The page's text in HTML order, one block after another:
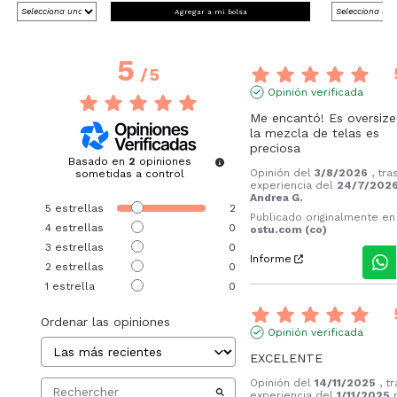
Agregar a mi bolsa
5/5
Basado en 2 opiniones
sometidas a control
5 estrellas
2
4 estrellas
0
3 estrellas
0
2 estrellas
0
1 estrella 0
Ordenar las opiniones
Opinión verificada
Me encantó! Es
la mezcla de telas es
preciosa
Opinión del3/8/2026 ,
experiencia del 24/7/
Andrea G.
Publicado originalmente en
ostu.com (co)
Informe
Opinión verificada
EXCELENTE
Opinión del14/11/2025 ,